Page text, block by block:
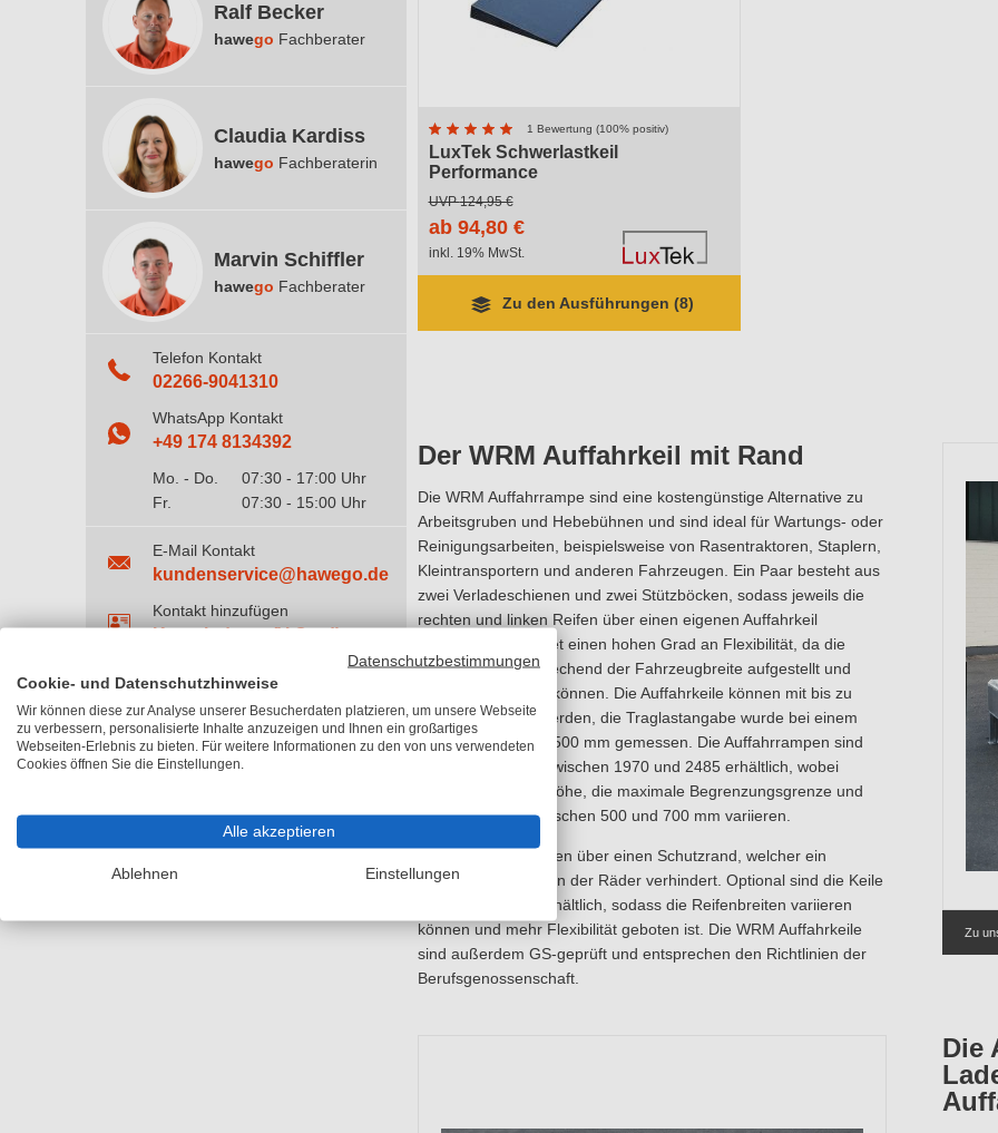
Ralf Becker
hawego Fachberater
Claudia Kardiss
hawego Fachberaterin
Marvin Schiffler
hawego Fachberater
Telefon Kontakt
02266-9041310
WhatsApp Kontakt
+49 174 8134392
Mo. - Do.
07:30 - 17:00 Uhr
Fr.
07:30 - 15:00 Uhr
E-Mail Kontakt
kundenservice@hawego.de
Kontakt hinzufügen
Kontaktdaten (V-Card)
1 Bewertung (100% positiv)
LuxTek Schwerlastkeil
Performance
Lieferzeit 11-15 Arbeitstage
UVP124,95 €
ab 94,80 €
inkl. 19% MwSt.
Zu den Ausführungen (8)
Der WRM Auffahrkeil mit Rand
Die WRM Auffahrrampe sind eine kostengünstige Alternative zu
Arbeitsgruben und Hebebühnen und sind ideal für Wartungs- oder
Reinigungsarbeiten, beispielsweise von Rasentraktoren, Staplern,
Kleintransportern und anderen Fahrzeugen. Ein Paar besteht aus
zwei Verladeschienen und zwei Stützböcken, sodass jeweils die
rechten und linken Reifen über einen eigenen Auffahrkeil
verfügen. Dies bietet einen hohen Grad an Flexibilität, da die
Auffahrkeile entsprechend der Fahrzeugbreite aufgestellt und
angepasst werden können. Die Auffahrkeile können mit bis zu
1655 kg belastet werden, die Traglastangabe wurde bei einem
Achsabstand von 1500 mm gemessen. Die Auffahrrampen sind
zudem in Längen zwischen 1970 und 2485 erhältlich, wobei
entsprechend die Höhe, die maximale Begrenzungsgrenze und
die Standfläche zwischen 500 und 700 mm variieren.
Die Rampen verfügen über einen Schutzrand, welcher ein
seitliches Abkommen der Räder verhindert. Optional sind die Keile
auch ohne Rand erhältlich, sodass die Reifenbreiten variieren
können und mehr Flexibilität geboten ist. Die WRM Auffahrkeile
sind außerdem GS-geprüft und entsprechen den Richtlinien der
Berufsgenossenschaft.
Zu
Die
Datenschutzbestimmungen
Cookie- und Datenschutzhinweise
Wir können diese zur Analyse unserer Besucherdaten platzieren, um unsere Webseite
zu verbessern, personalisierte Inhalte anzuzeigen und Ihnen ein großartiges
Webseiten-Erlebnis zu bieten. Für weitere Informationen zu den von uns verwendeten
Cookies öffnen Sie die Einstellungen.
Alle akzeptieren
Ablehnen Einstellungen